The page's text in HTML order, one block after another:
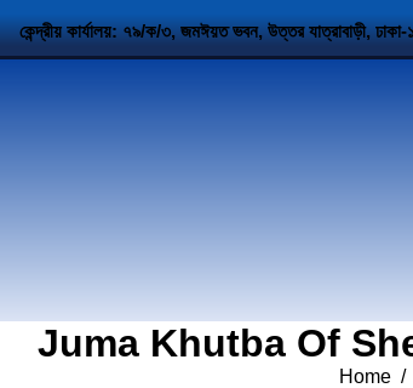
কেন্দ্রীয় কার্যালয়: ৭৯/ক/৩, জমঈয়ত ভবন, উত্তর
Juma Khutba Of
You are
Home